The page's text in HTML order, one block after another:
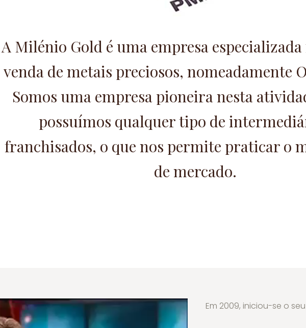
A Milénio Gold é uma empresa
venda de metais preciosos, nomeadamente
Somos uma empresa pioneira nesta
possuímos qualquer tipo de
franchisados, o que nos permite praticar o
de mercado.
Em 2009, iniciou-se o